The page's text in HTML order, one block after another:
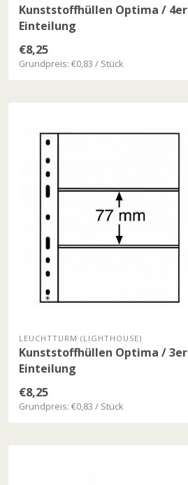
Kunststoffhüllen Optima / 4er
Einteilung
€8,25
Grundpreis: €0,83 / Stück
LEUCHTTURM (LIGHTHOUSE)
Kunststoffhüllen Optima / 3er
Einteilung
€8,25
Grundpreis: €0,83 / Stück